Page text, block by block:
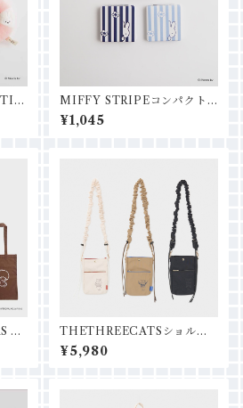
MIFFY STRIPEコンパクト
ミラー
¥1,045
A4
THETHREECATSショルダ
ーポーチ
¥5,980